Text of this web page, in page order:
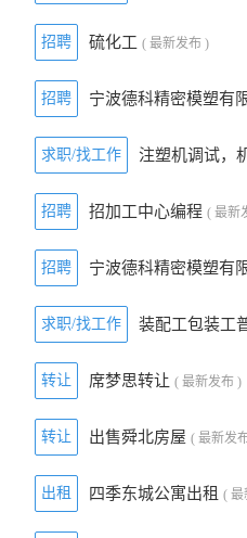
招聘 硫化工 ( 最新发布 )
招聘 宁波德科精密模塑有
求职/找工作 注塑机调试，
招聘 招加工中心编程 ( 最新
招聘 宁波德科精密模塑有
求职/找工作 装配工包装工
转让 席梦思转让 ( 最新发布 )
转让 出售舜北房屋 ( 最新发
出租 四季东城公寓出租 ( 最